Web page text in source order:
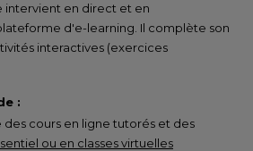
intervient en direct et en
d'e-learning. Il complète son
interactives (exercices
:
cours en ligne tutorés et des
ou en classes virtuelles